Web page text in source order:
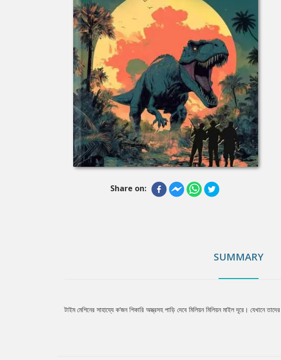
Share on:
SUMMARY
Tab
টাইম মেশিনের সাহায্যে ক’জন শিকারি অস্ত্রসহ পাড়ি দেবে মিলিয়ন মিলিয়ন মাইল দূরে। যেখানে